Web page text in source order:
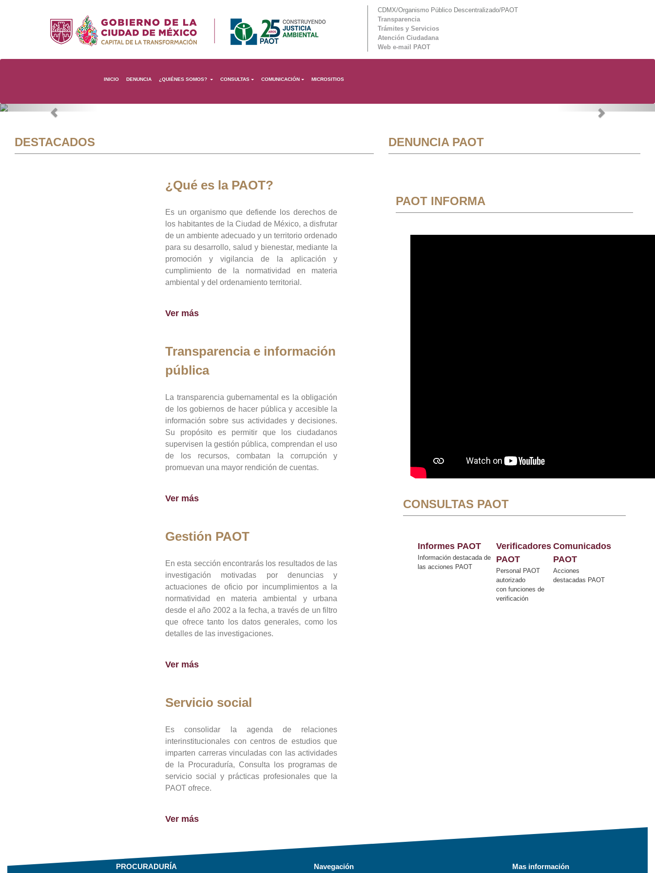
CDMX/Organismo Público Descentralizado/PAOT
Transparencia
Trámites y Servicios
Atención Ciudadana
Web e-mail PAOT
INICIO DENUNCIA ¿QUIÉNES SOMOS? CONSULTAS COMUNICACIÓN MICROSITIOS
Previous Next
DESTACADOS
¿Qué es la PAOT?
Es un organismo que defiende los derechos de
los habitantes de la Ciudad de México, a disfrutar
de un ambiente adecuado y un territorio ordenado
para su desarrollo, salud y bienestar, mediante la
promoción y vigilancia de la aplicación y
cumplimiento de la normatividad en materia
ambiental y del ordenamiento territorial.
Ver más
Transparencia e información
pública
La transparencia gubernamental es la obligación
de los gobiernos de hacer pública y accesible la
información sobre sus actividades y decisiones.
Su propósito es permitir que los ciudadanos
supervisen la gestión pública, comprendan el uso
de los recursos, combatan la corrupción y
promuevan una mayor rendición de cuentas.
Ver más
Gestión PAOT
En esta sección encontrarás los resultados de las
investigación motivadas por denuncias y
actuaciones de oficio por incumplimientos a la
normatividad en materia ambiental y urbana
desde el año 2002 a la fecha, a través de un filtro
que ofrece tanto los datos generales, como los
detalles de las investigaciones.
Ver más
Servicio social
Es consolidar la agenda de relaciones
interinstitucionales con centros de estudios que
imparten carreras vinculadas con las actividades
de la Procuraduría, Consulta los programas de
servicio social y prácticas profesionales que la
PAOT ofrece.
Ver más
DENUNCIA PAOT
PAOT INFORMA
CONSULTAS PAOT
Informes PAOT
Información destacada de
las acciones PAOT
Verificadores
PAOT
Personal PAOT
autorizado
con funciones de
verificación
Comunicados
PAOT
Acciones
destacadas PAOT
PROCURADURÍA Navegación Mas información